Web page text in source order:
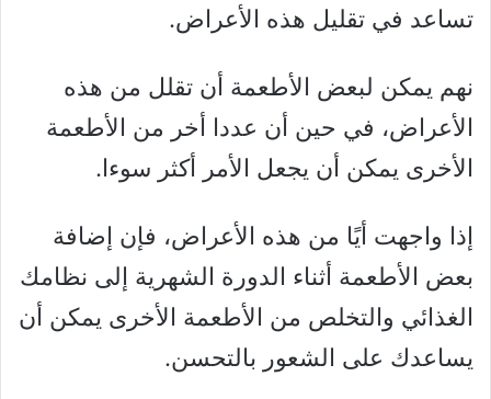
تساعد في تقليل هذه الأعراض.
نهم يمكن لبعض الأطعمة أن تقلل من هذه
الأعراض، في حين أن عددا أخر من الأطعمة
الأخرى يمكن أن يجعل الأمر أكثر سوءا.
إذا واجهت أيًا من هذه الأعراض، فإن إضافة
بعض الأطعمة أثناء الدورة الشهرية إلى نظامك
الغذائي والتخلص من الأطعمة الأخرى يمكن أن
يساعدك على الشعور بالتحسن.